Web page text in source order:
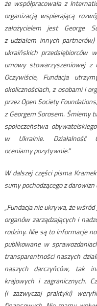
że współpracowała z
organizacją wspierającą
założycielem jest George
z udziałem innych
ukraińskich przedsiębiorców
umowy stowarzyszeniowej
Oczywiście, Fundacja
okolicznościach, z osobami i
przez Open Society
z Georgem Sorosem. Śmiemy
społeczeństwa
w Ukrainie.
oceniamy pozytywnie.”
W dalszej części pisma
sumy pochodzącego z darowizn
„Fundacja nie ukrywa, że
organów zarządzających i
rodziny. Nie są to informacje
publikowane w
transparentności naszych
naszych darczyńców, tak
krajowych i zagranicznych.
(i zazwyczaj praktyki)